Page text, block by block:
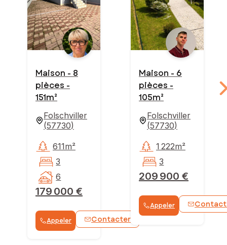
Maison - 8
pièces -
151m²
Folschviller
(57730)
179 000 €
611m²
3
6
Appeler Contacter
Maison - 6
pièces -
105m²
Folschviller
(57730)
209 900 €
1 222m²
3
Appeler